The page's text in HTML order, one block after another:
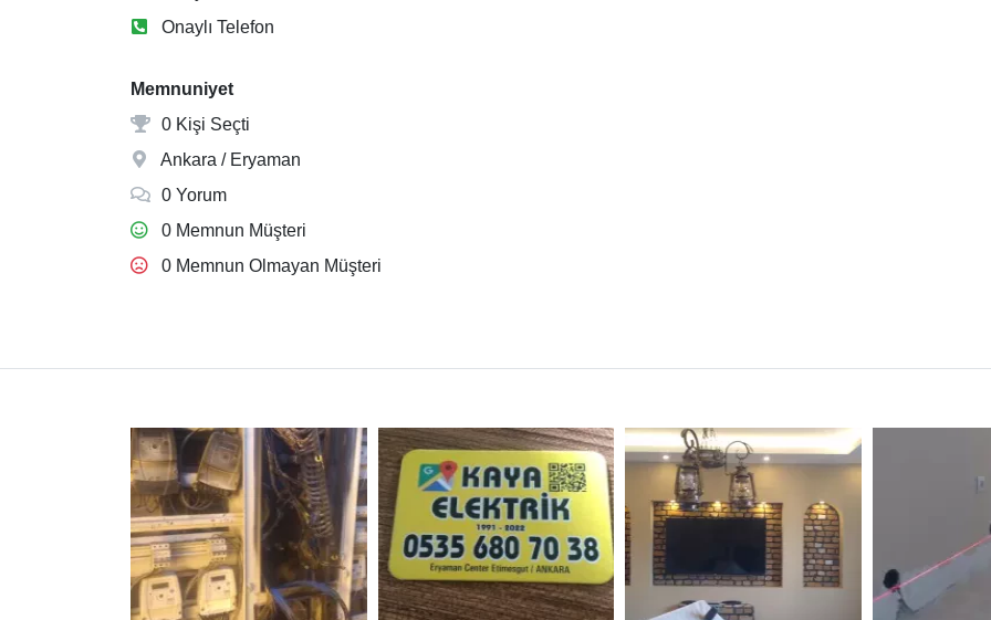
Onaylı Telefon
Memnuniyet
0 Kişi Seçti
Ankara / Eryaman
0 Yorum
0 Memnun Müşteri
0 Memnun Olmayan Müşteri